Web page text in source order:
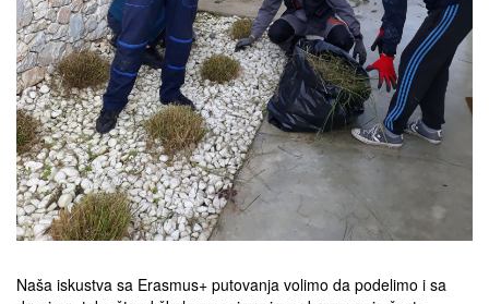
Naša iskustva sa Erasmus+ putovanja volimo da podelimo i sa